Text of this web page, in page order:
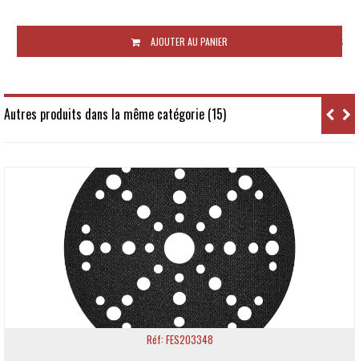
48 à 72 heures
AJOUTER AU PANIER
Autres produits dans la même catégorie (15)
Réf: FES203348